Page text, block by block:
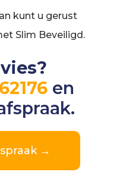
kunt u gerust
Slim Beveiligd.
en
→